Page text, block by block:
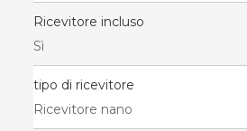
Ricevitore incluso
Sì
tipo di ricevitore
Ricevitore nano